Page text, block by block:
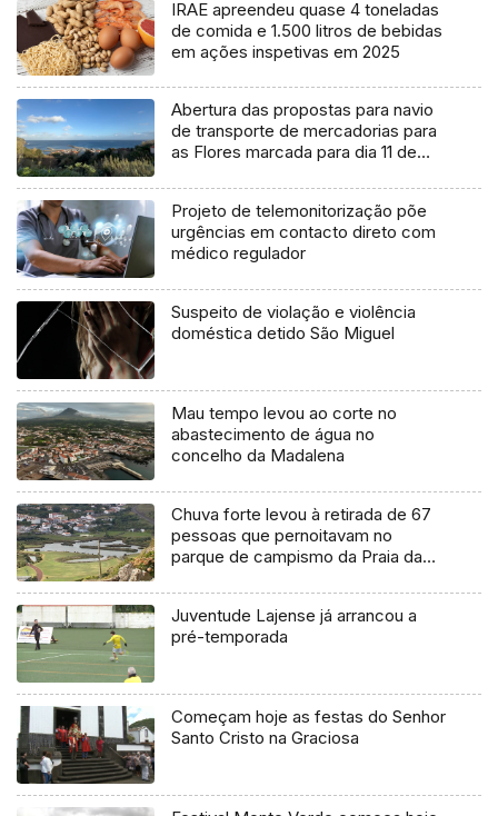
IRAE apreendeu quase 4 toneladas
de comida e 1.500 litros de bebidas
em ações inspetivas em 2025
Abertura das propostas para navio
de transporte de mercadorias para
as Flores marcada para dia 11 de
Projeto de telemonitorização põe
urgências em contacto direto com
médico regulador
Suspeito de violação e violência
doméstica detido São Miguel
Mau tempo levou ao corte no
abastecimento de água no
concelho da Madalena
Chuva forte levou à retirada de 67
pessoas que pernoitavam no
parque de campismo da Praia da
Juventude Lajense já arrancou a
pré-temporada
Começam hoje as festas do Senhor
Santo Cristo na Graciosa